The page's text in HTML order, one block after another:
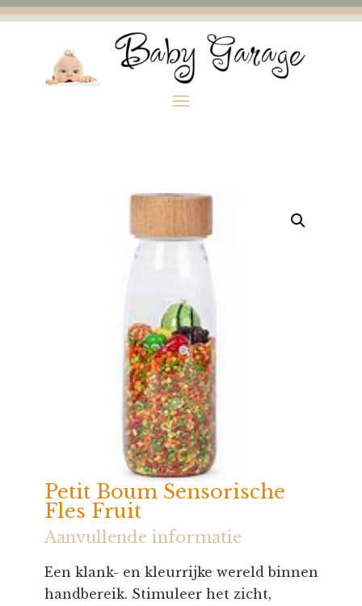
Petit Boum Sensorische
Fles Fruit
Aanvullende informatie
Een klank- en kleurrijke wereld binnen
handbereik. Stimuleer het zicht,